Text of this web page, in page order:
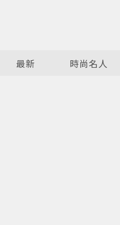
最新 時尚名人